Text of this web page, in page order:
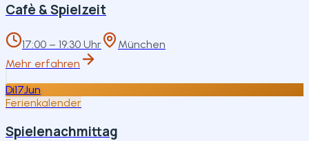
Cafè & Spielzeit
17:00 – 19:30 Uhr
München
Mehr erfahren
Di17Jun
Ferienkalender
Spielenachmittag